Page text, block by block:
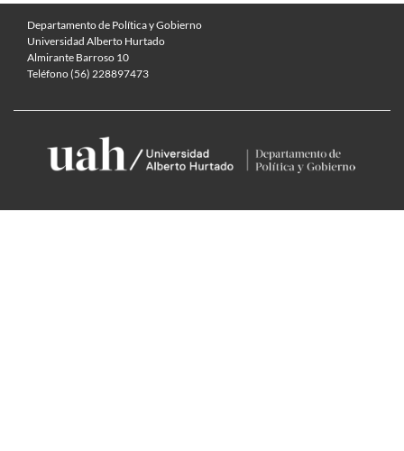
Departamento de Política y Gobierno
Universidad Alberto Hurtado
Almirante Barroso 10
Teléfono (56) 228897473